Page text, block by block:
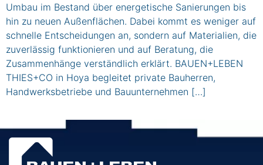
Umbau im Bestand über energetische Sanierungen bis
hin zu neuen Außenflächen. Dabei kommt es weniger auf
schnelle Entscheidungen an, sondern auf Materialien, die
zuverlässig funktionieren und auf Beratung, die
Zusammenhänge verständlich erklärt. BAUEN+LEBEN
THIES+CO in Hoya begleitet private Bauherren,
Handwerksbetriebe und Bauunternehmen […]